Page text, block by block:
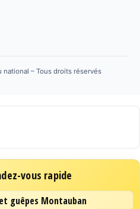
national – Tous droits réservés
vous rapide
guêpes Montauban